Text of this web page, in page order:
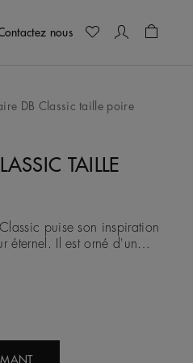
nous
DB Classic taille poire
TAILLE
puise son inspiration
éternel. Il est orné d'un
griffes sur un anneau